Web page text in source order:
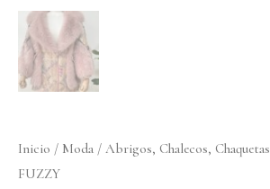
Inicio / Moda / Abrigos, Chalecos, Chaquetas
FUZZY